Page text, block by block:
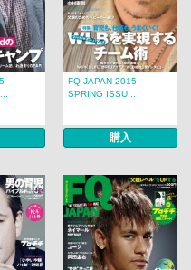
FQ JAPAN 2015
SPRING ISSU...
購入